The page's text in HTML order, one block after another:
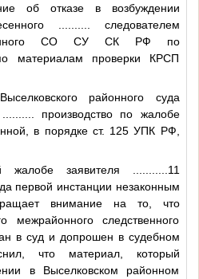
об отказе в возбуждении
следователем
СО СУ СК РФ по
материалам проверки КРСП
районного суда
производство по жалобе
в порядке ст. 125 УПК РФ,
жалобе заявителя
...........11
первой инстанции незаконным
внимание на то, что
межрайонного следственного
в суд и допрошен в судебном
что материал, который
в Выселковском районном